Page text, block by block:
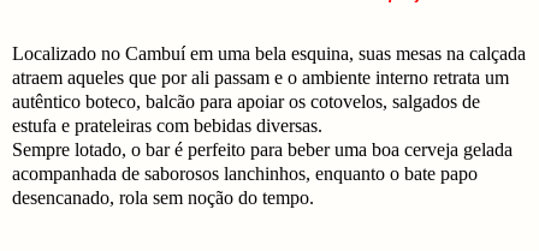
Localizado no Cambuí em uma bela esquina, suas mesas na calçada
atraem aqueles que por ali passam e o ambiente interno retrata um
autêntico boteco, balcão para apoiar os cotovelos, salgados de
estufa e prateleiras com bebidas diversas.
Sempre lotado, o bar é perfeito para beber uma boa cerveja gelada
acompanhada de saborosos lanchinhos, enquanto o bate papo
desencanado, rola sem noção do tempo.